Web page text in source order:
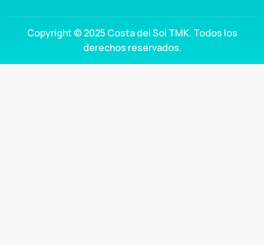
Copyright © 2025 Costa del Sol TMK. Todos los
derechos reservados.